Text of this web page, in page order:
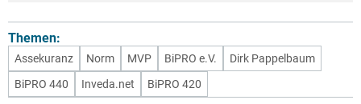
Themen:
Assekuranz Norm MVP BiPRO e.V.
Dirk Pappelbaum
BiPRO 440
Inveda.net BiPRO 420